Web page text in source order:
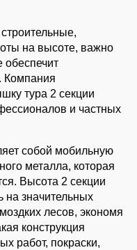
на высоте, важно
обеспечит
Компания
тура 2 секции
и частных
собой мобильную
металла, которая
Высота 2 секции
на значительных
лесов, экономя
конструкция
работ, покраски,